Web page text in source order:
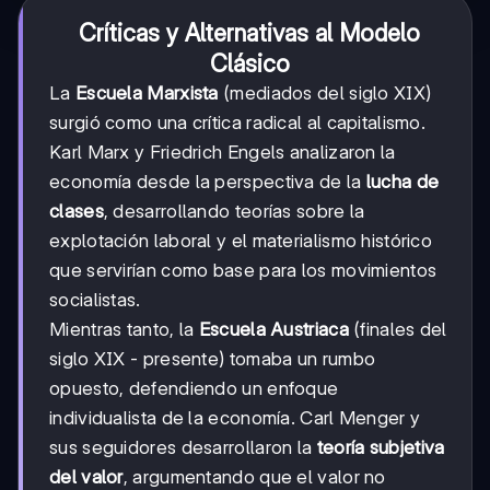
Críticas y Alternativas al Modelo
Clásico
La Escuela Marxista (mediados del siglo XIX)
surgió como una crítica radical al capitalismo.
Karl Marx y Friedrich Engels analizaron la
economía desde la perspectiva de la lucha de
clases, desarrollando teorías sobre la
explotación laboral y el materialismo histórico
que servirían como base para los movimientos
socialistas.
Mientras tanto, la Escuela Austriaca(finales del
siglo XIX - presente) tomaba un rumbo
opuesto, defendiendo un enfoque
individualista de la economía. Carl Menger y
sus seguidores desarrollaron la teoría subjetiva
del valor, argumentando que el valor no